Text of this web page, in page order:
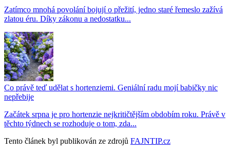
Zatímco mnohá povolání bojují o přežití, jedno staré řemeslo zažívá
zlatou éru. Díky zákonu a nedostatku...
Co právě teď udělat s hortenziemi. Geniální radu mojí babičky nic
nepřebije
Začátek srpna je pro hortenzie nejkritičtějším obdobím roku. Právě v
těchto týdnech se rozhoduje o tom, zda...
Tento článek byl publikován ze zdrojů FAJNTIP.cz